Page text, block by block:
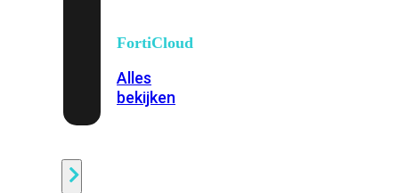
FortiCloud
Alles
bekijken